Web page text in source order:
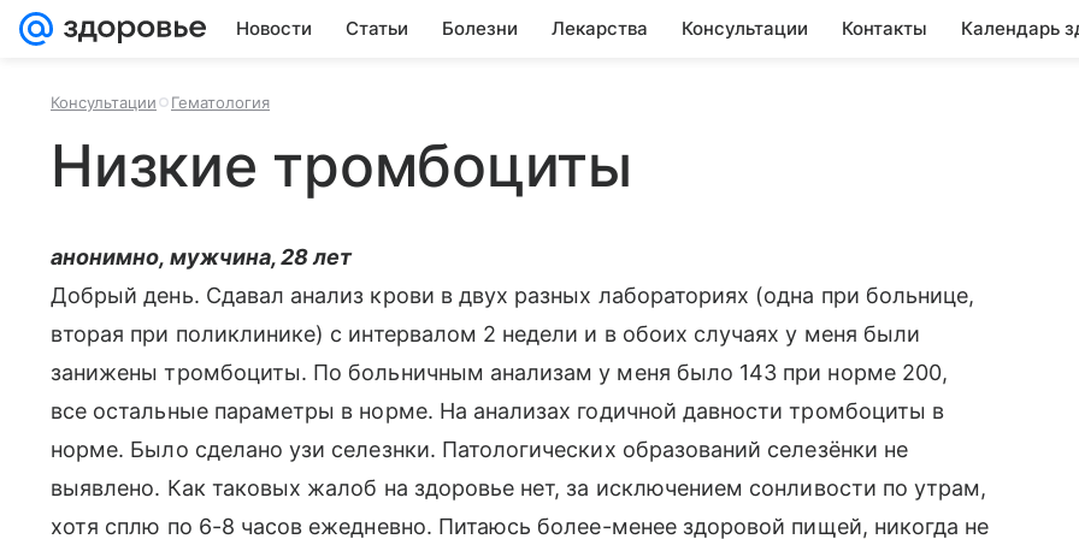
Новости Статьи Болезни Лекарства Консультации Контакты Календарь
Консультации Гематология
Низкие тромбоциты
анонимно, мужчина, 28 лет
Добрый день. Сдавал анализ крови в двух разных лабораториях (одна при больнице,
вторая при поликлинике) с интервалом 2 недели и в обоих случаях у меня были
занижены тромбоциты. По больничным анализам у меня было 143 при норме 200,
все остальные параметры в норме. На анализах годичной давности тромбоциты в
норме. Было сделано узи селезнки. Патологических образований селезёнки не
выявлено. Как таковых жалоб на здоровье нет, за исключением сонливости по утрам,
хотя сплю по 6-8 часов ежедневно. Питаюсь более-менее здоровой пищей, никогда не